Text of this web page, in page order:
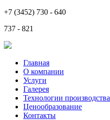
+7 (3452) 730 - 640
737 - 821
Главная
О компании
Услуги
Галерея
Технологии производства
Ценообразование
Контакты